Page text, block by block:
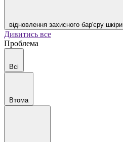
відновлення захисного бар'єру шкіри
Дивитись все
Проблема
Всі
Втома